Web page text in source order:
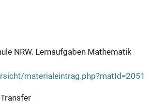
NRW. Lernaufgaben Mathematik
materialeintrag.php?matId=2051